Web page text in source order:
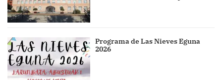
Programa de Las Nieves Eguna
2026